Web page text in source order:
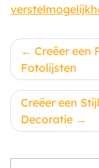
Creëer een
Fotolijsten
Creëer een
Decoratie